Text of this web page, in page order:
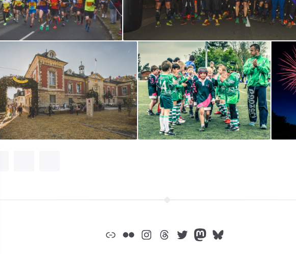
LienFlickrInstagram
Threads
Twitter
Mastodon
Bluesky